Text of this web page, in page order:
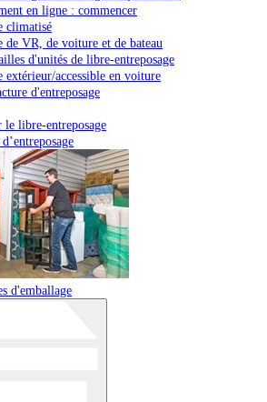
en ligne : commencer
climatisé
de VR, de voiture et de bateau
d'unités de libre-entreposage
extérieur/accessible en voiture
d'entreposage
le libre-entreposage
d'emballage